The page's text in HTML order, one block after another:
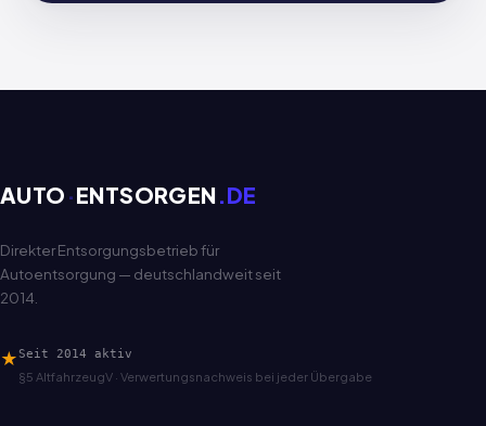
AUTO ·ENTSORGEN .DE
Direkter Entsorgungsbetrieb für
Autoentsorgung — deutschlandweit seit
2014.
★ Seit 2014 aktiv
§5 AltfahrzeugV · Verwertungsnachweis bei jeder Übergabe